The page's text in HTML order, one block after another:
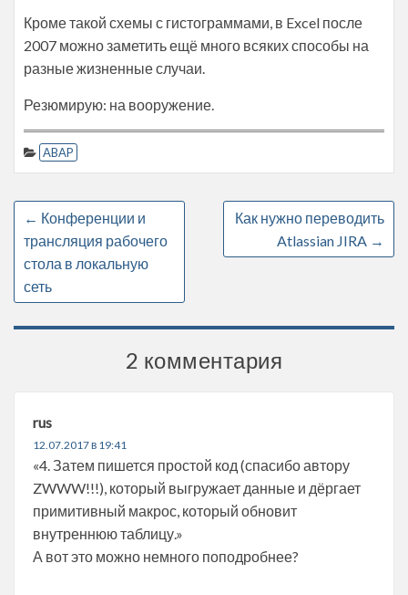
Кроме такой схемы с гистограммами, в Excel после
2007 можно заметить ещё много всяких способы на
разные жизненные случаи.
Резюмирую: на вооружение.
ABAP
← Конференции и
трансляция рабочего
стола в локальную
сеть
Как нужно переводить
Atlassian JIRA →
2 комментария
rus
12.07.2017 в 19:41
«4. Затем пишется простой код (спасибо автору
ZWWW!!!), который выгружает данные и дёргает
примитивный макрос, который обновит
внутреннюю таблицу.»
А вот это можно немного поподробнее?